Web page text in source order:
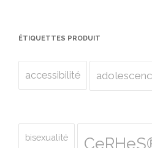
ÉTIQUETTES PRODUIT
accessibilité
bisexualité